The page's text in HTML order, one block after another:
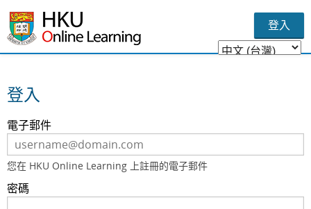
登入
選
登入
使
用
你
的
email
密
碼
電子郵件
您在 HKU Online Learning 上註冊的電子郵件
密碼